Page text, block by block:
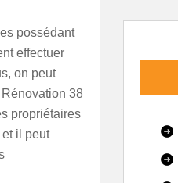
possédant
effectuer
on peut
38
propriétaires
il peut